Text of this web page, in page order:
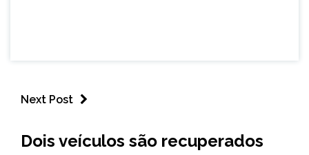
Next Post
MINAS
Dois veículos são recuperados